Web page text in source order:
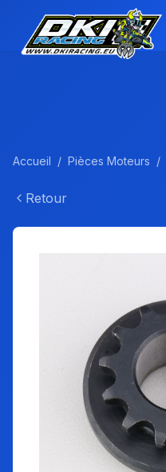
Accueil / Pièces Moteurs /
Retour